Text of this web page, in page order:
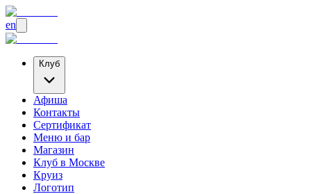
en
Клуб
Афиша
Контакты
Сертификат
Меню и бар
Магазин
Клуб в Москве
Круиз
Логотип